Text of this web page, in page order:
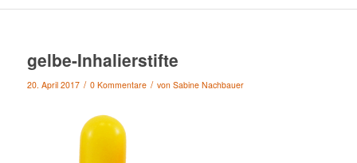
gelbe-Inhalierstifte
20. April 2017 / 0 Kommentare / von Sabine Nachbauer